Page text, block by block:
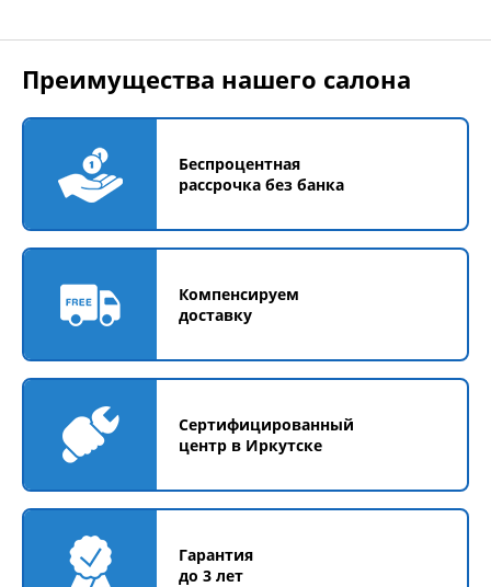
Преимущества нашего салона
Беспроцентная
рассрочка без банка
Компенсируем
доставку
Сертифицированный
центр в Иркутске
Гарантия
до 3 лет